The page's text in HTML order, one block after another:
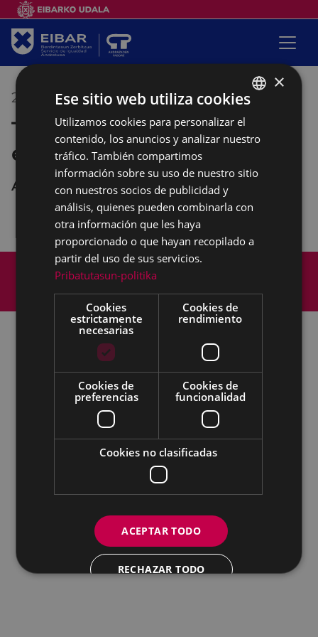
20/12/2018 10:30 -12:30
Taller: Diálogos de mujeres
en interculturalidad
Andretxea
Mapa del Sitio
Aviso legal
Política de cookies
Accesibilidad
Todas las redes sociales del Ayuntamiento
Eibarko Andretxea - Isasi kalea, 11 | 20600 Eibar
Andretxea: 943 54 39 38
Igualdad: 943 70 84 40
andretxea@eibar.eus
berdintasuna@eibar.eus
IFZ: P2003100A | DIR3 L01200300
BASQUE
SPANISH
×
Ese sitio web utiliza cookies
Utilizamos cookies para personalizar el
contenido, los anuncios y analizar nuestro
tráfico. También compartimos
información sobre su uso de nuestro sitio
con nuestros socios de publicidad y
análisis, quienes pueden combinarla con
otra información que les haya
proporcionado o que hayan recopilado a
partir del uso de sus servicios.
Pribatutasun-politika
Cookies
estrictamente
necesarias
Cookies de
rendimiento
Cookies de
preferencias
Cookies de
funcionalidad
Cookies no clasificadas
ACEPTAR TODO
RECHAZAR TODO